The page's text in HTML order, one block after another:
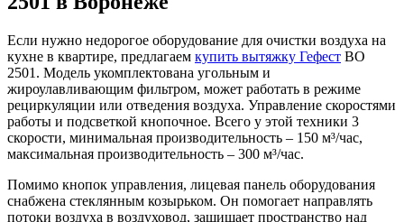
Если нужно недорогое оборудование для очистки воздуха на
кухне в квартире, предлагаем купить вытяжку Гефест ВО
2501. Модель укомплектована угольным и
жироулавливающим фильтром, может работать в режиме
рециркуляции или отведения воздуха. Управление скоростями
работы и подсветкой кнопочное. Всего у этой техники 3
скорости, минимальная производительность – 150 м³/час,
максимальная производительность – 300 м³/час.
Помимо кнопок управления, лицевая панель оборудования
снабжена стеклянным козырьком. Он помогает направлять
потоки воздуха в воздуховод, защищает пространство над